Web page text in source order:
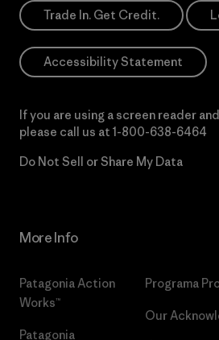
Trade In. Get Credit.
Accessibility Statement
If you are using a screen reader
please call us at 1-800-638-6464
Do Not Sell or Share My Data
More Info
Patagonia Action
Works™
Patagonia
Programa
Our